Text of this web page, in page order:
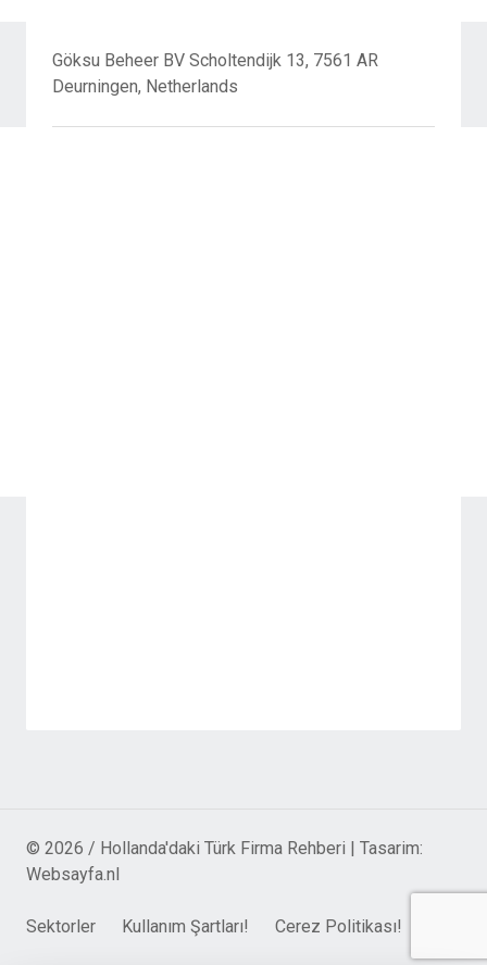
Göksu Beheer BV Scholtendijk 13, 7561 AR
Deurningen, Netherlands
© 2026 / Hollanda'daki Türk Firma Rehberi | Tasarim:
Websayfa.nl
Sektorler Kullanım Şartları! Cerez Politikası!